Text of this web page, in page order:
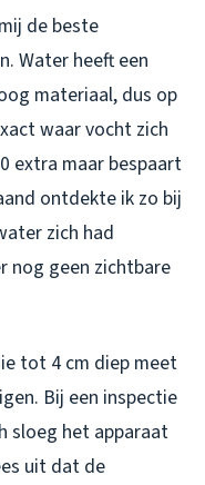
de beste
Water heeft een
materiaal, dus op
waar vocht zich
extra maar bespaart
ontdekte ik zo bij
zich had
nog geen zichtbare
tot 4 cm diep meet
Bij een inspectie
sloeg het apparaat
uit dat de